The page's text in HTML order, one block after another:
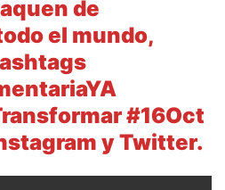
de
el mundo,
#16Oct
y Twitter.